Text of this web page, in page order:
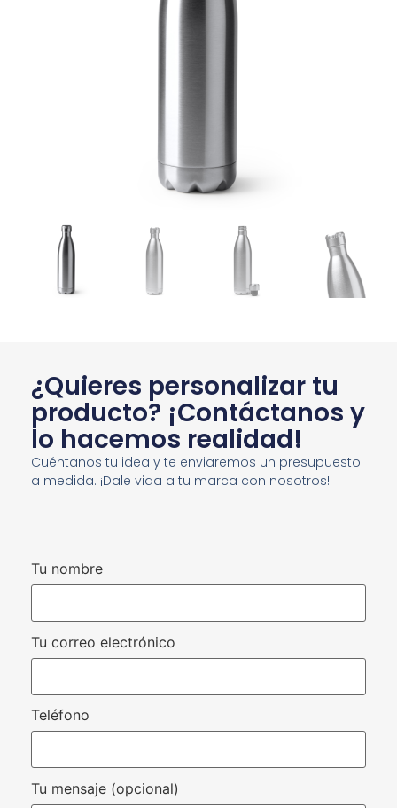
¿Quieres personalizar tu
producto? ¡Contáctanos y
lo hacemos realidad!
Cuéntanos tu idea y te enviaremos un presupuesto
a medida. ¡Dale vida a tu marca con nosotros!
Tu nombre
Tu correo electrónico
Teléfono
Tu mensaje (opcional)